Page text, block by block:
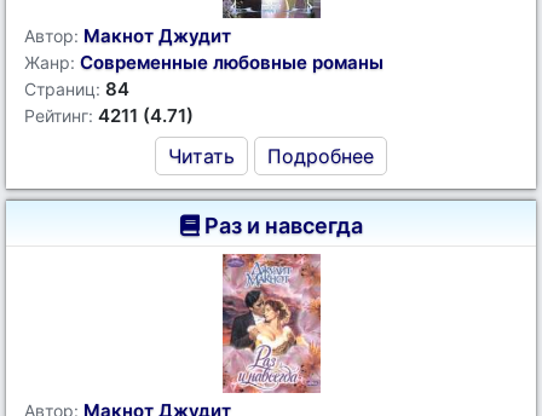
Автор: Макнот Джудит
Жанр: Современные любовные романы
Страниц: 84
Рейтинг: 4211 (4.71)
Читать Подробнее
Раз и навсегда
Автор: Макнот Джудит